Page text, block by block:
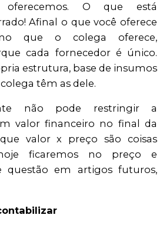
O que está
Afinal o que você oferece
que o colega oferece,
cada fornecedor é único.
estrutura, base de insumos
têm as dele.
não pode restringir a
valor financeiro no final da
valor x preço são coisas
ficaremos no preço e
questão em artigos futuros,